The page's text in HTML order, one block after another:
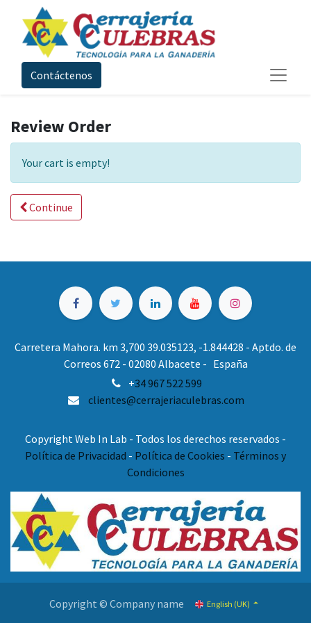
Contáctenos
Review Order
Your cart is empty!
Continue
Carretera Mahora. km 3,700 39.035123, -1.844428 - Aptdo. de
Correos 672 - 02080 Albacete - España
+34 967 522 599
clientes@cerrajeriaculebras.com
Copyright Web In Lab - Todos los derechos reservados -
Política de Privacidad - Política de Cookies - Términos y
Condiciones
Copyright © Company name English (UK)